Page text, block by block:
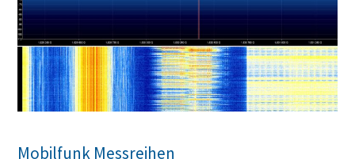
Mobilfunk Messreihen